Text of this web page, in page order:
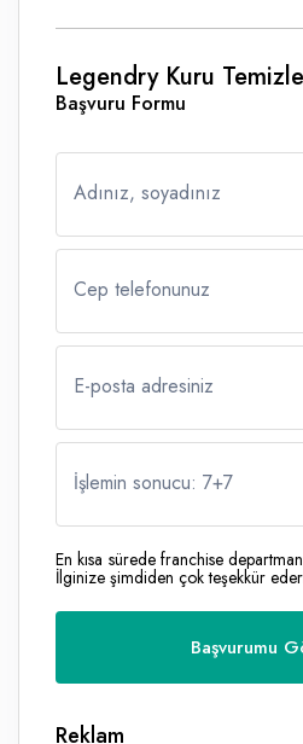
Legendry Kuru
Başvuru Formu
Adınız, soyadınız
Cep telefonunuz
E-posta adresiniz
İşlemin sonucu: 7+7
En kısa sürede franchise
İlginize şimdiden çok teşekkür
Reklam